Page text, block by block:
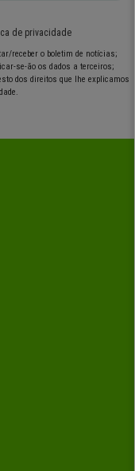
de privacidade
receber o boletim de notícias;
se-ão os dados a terceiros;
dos direitos que lhe explicamos